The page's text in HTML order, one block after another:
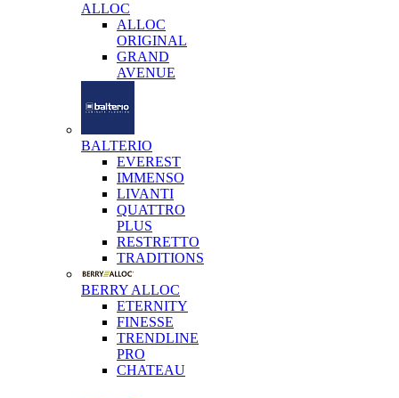
ALLOC
ALLOC
ORIGINAL
GRAND
AVENUE
BALTERIO
EVEREST
IMMENSO
LIVANTI
QUATTRO
PLUS
RESTRETTO
TRADITIONS
BERRY ALLOC
ETERNITY
FINESSE
TRENDLINE
PRO
CHATEAU